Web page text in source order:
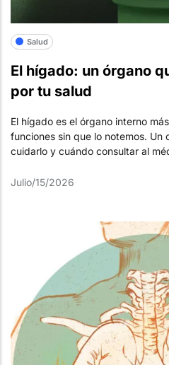
Salud
El hígado: un órgano
por tu salud
El hígado es el órgano interno
funciones sin que lo notemos. Un
cuidarlo y cuándo consultar al
Julio/15/2026